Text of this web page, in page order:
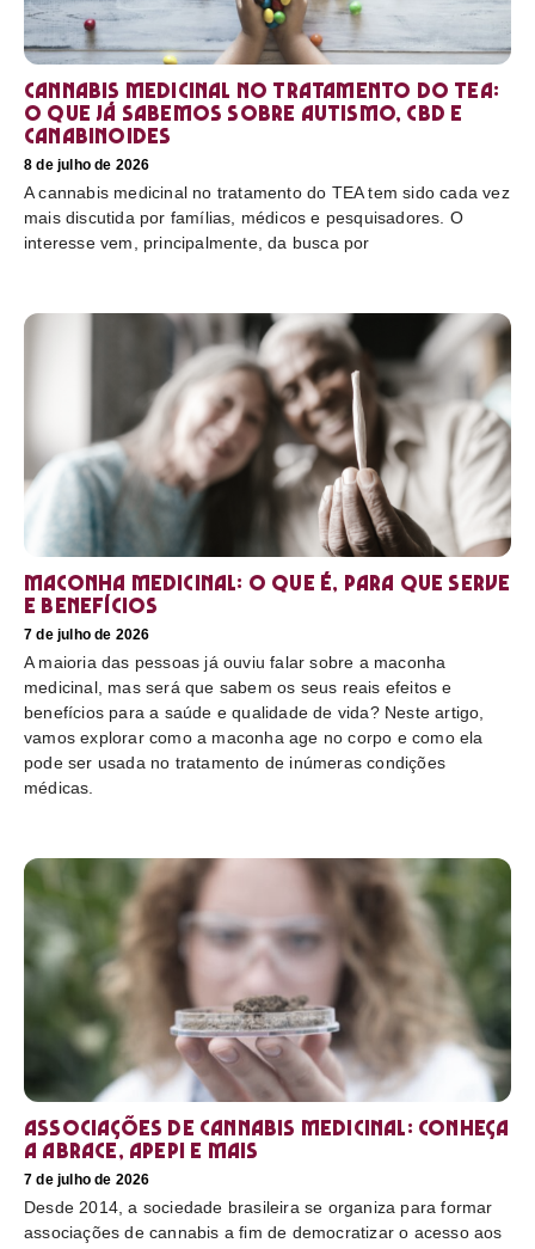
Cannabis medicinal no tratamento do TEA:
o que já sabemos sobre autismo, CBD e
canabinoides
8 de julho de 2026
A cannabis medicinal no tratamento do TEA tem sido cada vez
mais discutida por famílias, médicos e pesquisadores. O
interesse vem, principalmente, da busca por
Maconha medicinal: O que é, para que serve
e benefícios
7 de julho de 2026
A maioria das pessoas já ouviu falar sobre a maconha
medicinal, mas será que sabem os seus reais efeitos e
benefícios para a saúde e qualidade de vida? Neste artigo,
vamos explorar como a maconha age no corpo e como ela
pode ser usada no tratamento de inúmeras condições
médicas.
Associações de cannabis medicinal: conheça
a Abrace, Apepi e mais
7 de julho de 2026
Desde 2014, a sociedade brasileira se organiza para formar
associações de cannabis a fim de democratizar o acesso aos